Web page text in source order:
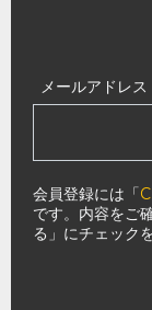
メールアドレス
会員登録には「
です。内容をご
る」にチェック